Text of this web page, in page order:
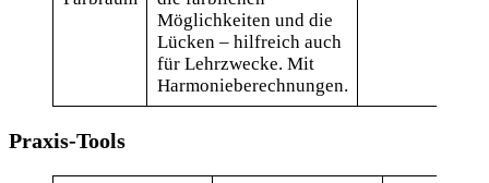
Möglichkeiten und die
Lücken – hilfreich auch
für Lehrzwecke. Mit
Harmonieberechnungen.
Praxis-Tools